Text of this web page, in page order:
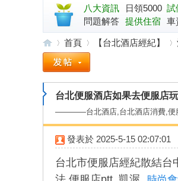
八大資訊
日領5000
起
試
問題解答 提供住宿 車
綺 »
首頁
›
【台北酒店經紀】
›
台北便服酒店如果去便服店
————台北酒店,台北酒店消費,便
發表於 2025-5-15 02:07:01
台北市便服店經紀散結台